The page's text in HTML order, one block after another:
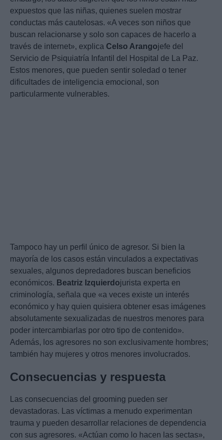
expuestos que las niñas, quienes suelen mostrar
conductas más cautelosas. «A veces son niños que
buscan relacionarse y solo son capaces de hacerlo a
través de internet», explica Celso Arangojefe del
Servicio de Psiquiatría Infantil del Hospital de La Paz.
Estos menores, que pueden sentir soledad o tener
dificultades de inteligencia emocional, son
particularmente vulnerables.
Tampoco hay un perfil único de agresor. Si bien la
mayoría de los casos están vinculados a expectativas
sexuales, algunos depredadores buscan beneficios
económicos. Beatriz Izquierdojurista experta en
criminología, señala que «a veces existe un interés
económico y hay quien quisiera obtener esas imágenes
absolutamente sexualizadas de nuestros menores para
poder intercambiarlas por otro tipo de contenido».
Además, los agresores no son exclusivamente hombres;
también hay mujeres y otros menores involucrados.
Consecuencias y respuesta
Las consecuencias del grooming pueden ser
devastadoras. Las víctimas a menudo experimentan
trauma y pueden desarrollar relaciones de dependencia
con sus agresores. «Actúan como lo hacen las sectas»,